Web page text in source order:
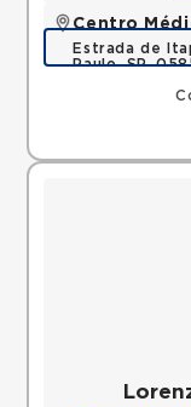
Centro
Estrada de
Paulo, SP,